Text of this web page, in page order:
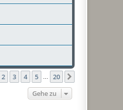
von20
2 3 4 5 … 20
Gehe zu